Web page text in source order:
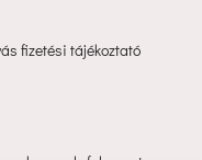
fizetési tájékoztató